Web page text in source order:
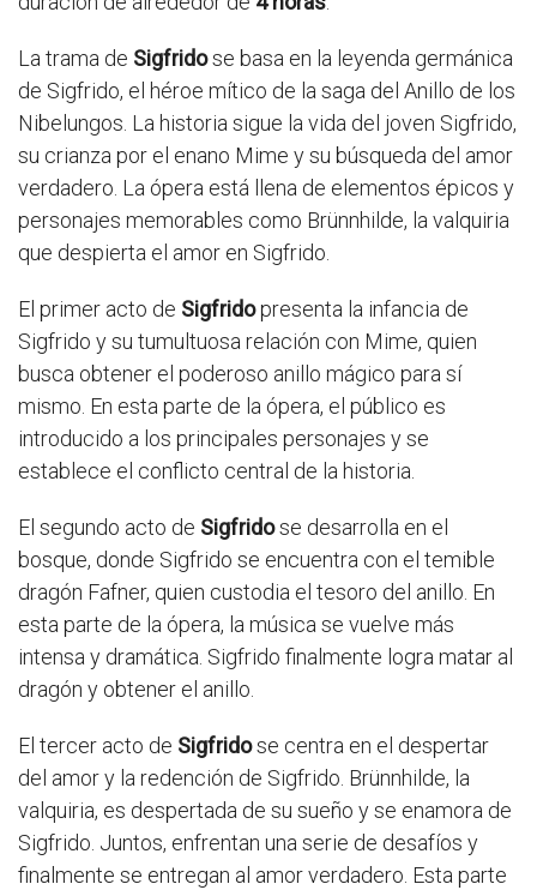
La trama de Sigfridose basa en la leyenda germánica
de Sigfrido, el héroe mítico de la saga del Anillo de los
Nibelungos. La historia sigue la vida del joven Sigfrido,
su crianza por el enano Mime y su búsqueda del amor
verdadero. La ópera está llena de elementos épicos y
personajes memorables como Brünnhilde, la valquiria
que despierta el amor en Sigfrido.
El primer acto de Sigfridopresenta la infancia de
Sigfrido y su tumultuosa relación con Mime, quien
busca obtener el poderoso anillo mágico para sí
mismo. En esta parte de la ópera, el público es
introducido a los principales personajes y se
establece el conflicto central de la historia.
El segundo acto de Sigfridose desarrolla en el
bosque, donde Sigfrido se encuentra con el temible
dragón Fafner, quien custodia el tesoro del anillo. En
esta parte de la ópera, la música se vuelve más
intensa y dramática. Sigfrido finalmente logra matar al
dragón y obtener el anillo.
El tercer acto de Sigfridose centra en el despertar
del amor y la redención de Sigfrido. Brünnhilde, la
valquiria, es despertada de su sueño y se enamora de
Sigfrido. Juntos, enfrentan una serie de desafíos y
finalmente se entregan al amor verdadero. Esta parte